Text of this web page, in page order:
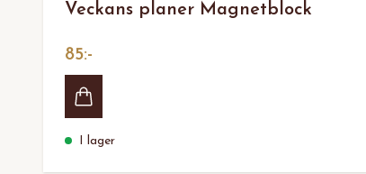
Veckans planer Magnetblock
85:-
I lager